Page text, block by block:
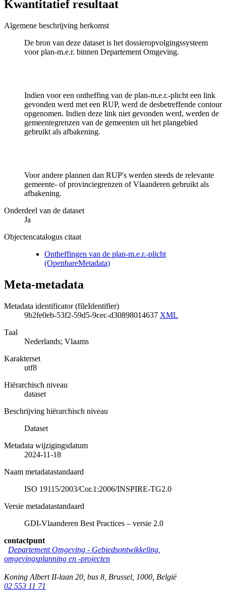
Kwantitatief resultaat
Algemene beschrijving herkomst
De bron van deze dataset is het dossieropvolgingssysteem
voor plan-m.e.r. binnen Departement Omgeving.
Indien voor een ontheffing van de plan-m.e.r.-plicht een link
gevonden werd met een RUP, werd de desbetreffende contour
opgenomen. Indien deze link niet gevonden werd, werden de
gemeentegrenzen van de gemeenten uit het plangebied
gebruikt als afbakening.
Voor andere plannen dan RUP's werden steeds de relevante
gemeente- of provinciegrenzen of Vlaanderen gebruikt als
afbakening.
Onderdeel van de dataset
Ja
Objectencatalogus citaat
Ontheffingen van de plan-m.e.r.-plicht
(OpenbareMetadata)
Meta-metadata
Metadata identificator (fileIdentifier)
9b2fe0eb-53f2-59d5-9cec-d30898014637 XML
Taal
Nederlands; Vlaams
Karakterset
utf8
Hiërarchisch niveau
dataset
Beschrijving hiërarchisch niveau
Dataset
Metadata wijzigingsdatum
2024-11-18
Naam metadatastandaard
ISO 19115/2003/Cor.1:2006/INSPIRE-TG2.0
Versie metadatastandaard
GDI-Vlaanderen Best Practices – versie 2.0
contactpunt
Departement Omgeving - Gebiedsontwikkeling,
omgevingsplanning en -projecten
Koning Albert II-laan 20, bus 8 Brussel 1000 België
02 553 11 71